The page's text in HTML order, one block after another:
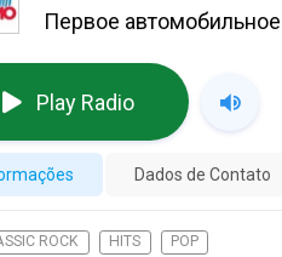
Первое
Play Radio
Dados de Contato
ROCK HITS POP